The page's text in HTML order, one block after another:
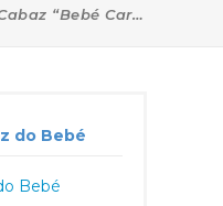
“Bebé Cardosense”
do Bebé
Bebé